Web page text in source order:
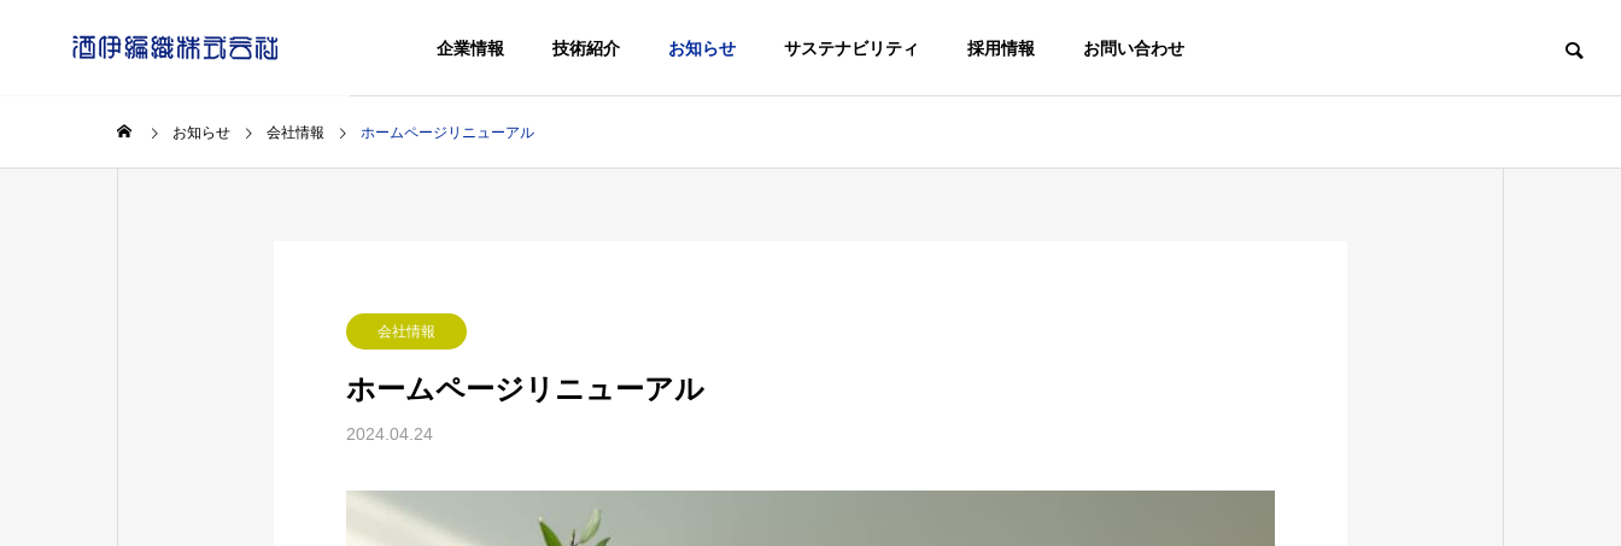
企業情報 技術紹介 お知らせ サステナビリティ 採用情報 お問い合わせ
酒伊編織の歴史
History
お知らせ 会社情報 ホームページリニューアル
会社情報
ホームページリニューアル
2024.04.24